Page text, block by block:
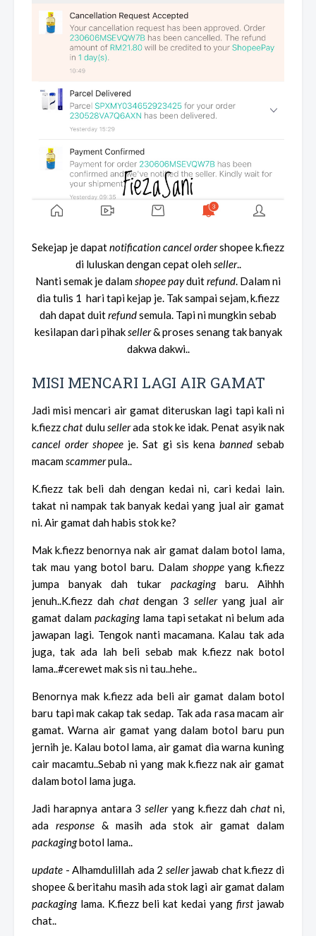
Sekejap je dapatnotificationcancel ordershopee k.fiezz
di luluskan dengan cepat olehseller..
Nanti semak je dalamshopee payduitrefund. Dalam ni
dia tulis 1 hari tapi kejap je. Tak sampai sejam, k.fiezz
dah dapat duitrefundsemula. Tapi ni mungkin sebab
kesilapan dari pihakseller& proses senang tak banyak
dakwa dakwi..
MISI MENCARI LAGI AIR GAMAT
Jadi misi mencari air gamat diteruskan lagi tapi kali ni
k.fiezzchatdulusellerada stok ke idak. Penat asyik nak
cancel order shopee je. Sat gi sis kena bannedsebab
macamscammerpula..
K.fiezz tak beli dah dengan kedai ni, cari kedai lain.
takat ni nampak tak banyak kedai yang jual air gamat
ni. Air gamat dah habis stok ke?
Mak k.fiezz benornya nak air gamat dalam botol lama,
tak mau yang botol baru. Dalam shoppeyang k.fiezz
jumpa banyak dah tukar packagingbaru. Aihhh
jenuh..K.fiezz dah chatdengan 3 selleryang jual air
gamat dalam packaging lama tapi setakat ni belum ada
jawapan lagi. Tengok nanti macamana. Kalau tak ada
juga, tak ada lah beli sebab mak k.fiezz nak botol
lama..#cerewet mak sis ni tau..hehe..
Benornya mak k.fiezz ada beli air gamat dalam botol
baru tapi mak cakap tak sedap. Tak ada rasa macam air
gamat. Warna air gamat yang dalam botol baru pun
jernih je. Kalau botol lama, air gamat dia warna kuning
cair macamtu..Sebab ni yang mak k.fiezz nak air gamat
dalam botol lama juga.
Jadi harapnya antara 3selleryang k.fiezz dahchatni,
ada response& masih ada stok air gamat dalam
packagingbotol lama..
update - Alhamdulillah ada 2 sellerjawab chat k.fiezz di
shopee & beritahu masih ada stok lagi air gamat dalam
packaginglama. K.fiezz beli kat kedai yang firstjawab
chat..